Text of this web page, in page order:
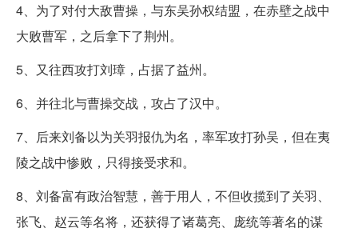
4、为了对付大敌曹操，与东吴孙权结盟，在赤壁之战中
大败曹军，之后拿下了荆州。
5、又往西攻打刘璋，占据了益州。
6、并往北与曹操交战，攻占了汉中。
7、后来刘备以为关羽报仇为名，率军攻打孙吴，但在夷
陵之战中惨败，只得接受求和。
8、刘备富有政治智慧，善于用人，不但收揽到了关羽、
张飞、赵云等名将，还获得了诸葛亮、庞统等著名的谋